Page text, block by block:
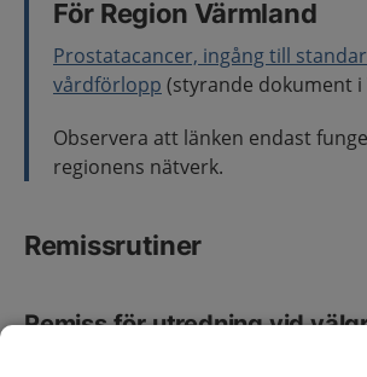
För Region Värmland
Prostatacancer, ingång till
vårdförlopp (styrande dokument i
Observera att länken endast
regionens nätverk.
Remissrutiner
Remiss för utredning vid